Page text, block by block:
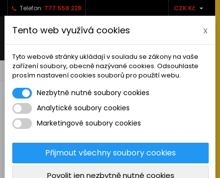
Telefon: 777 558 228 CZK Kč 
   shopping_cart0
RC AUTA
Sestavená auta elektro
Stavebnice aut elektro
Auta na spalovací motor
Tento web využívá cookies x
Tyto webové stránky ukládají v souladu se zákony na vaše
zařízení soubory, obecně nazývané cookies. Odsouhlaste
prosím nastavení cookies souborů pro použití webu.
Nezbytně nutné soubory cookies
Analytické soubory cookies
Marketingové soubory cookies
Přijmout všechny soubory cookies
Povolit jen nezbytně nutné cookies